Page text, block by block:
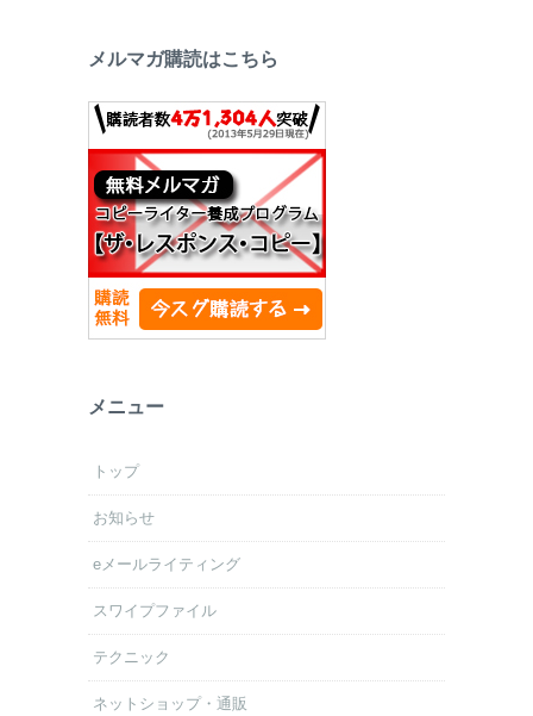
メルマガ購読はこちら
メニュー
トップ
お知らせ
eメールライティング
スワイプファイル
テクニック
ネットショップ・通販